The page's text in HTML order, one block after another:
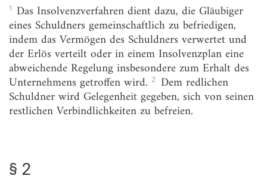
§ 1
Ziele des Insolvenzverfahrens
§ 2
Amtsgericht als Insolvenzgericht
§ 3
Örtliche Zuständigkeit
§ 3a
Gruppen-Gerichtsstand
§ 3b
Fortbestehen des Gruppen-Gerichtsstands
§ 3e
1 Das Insolvenzverfahren dient dazu, die Gläubiger
eines Schuldners gemeinschaftlich zu befriedigen,
indem das Vermögen des Schuldners verwertet und
der Erlös verteilt oder in einem Insolvenzplan eine
abweichende Regelung insbesondere zum Erhalt des
Unternehmens getroffen wird. 2 Dem redlichen
Schuldner wird Gelegenheit gegeben, sich von seinen
restlichen Verbindlichkeiten zu befreien.
§ 2